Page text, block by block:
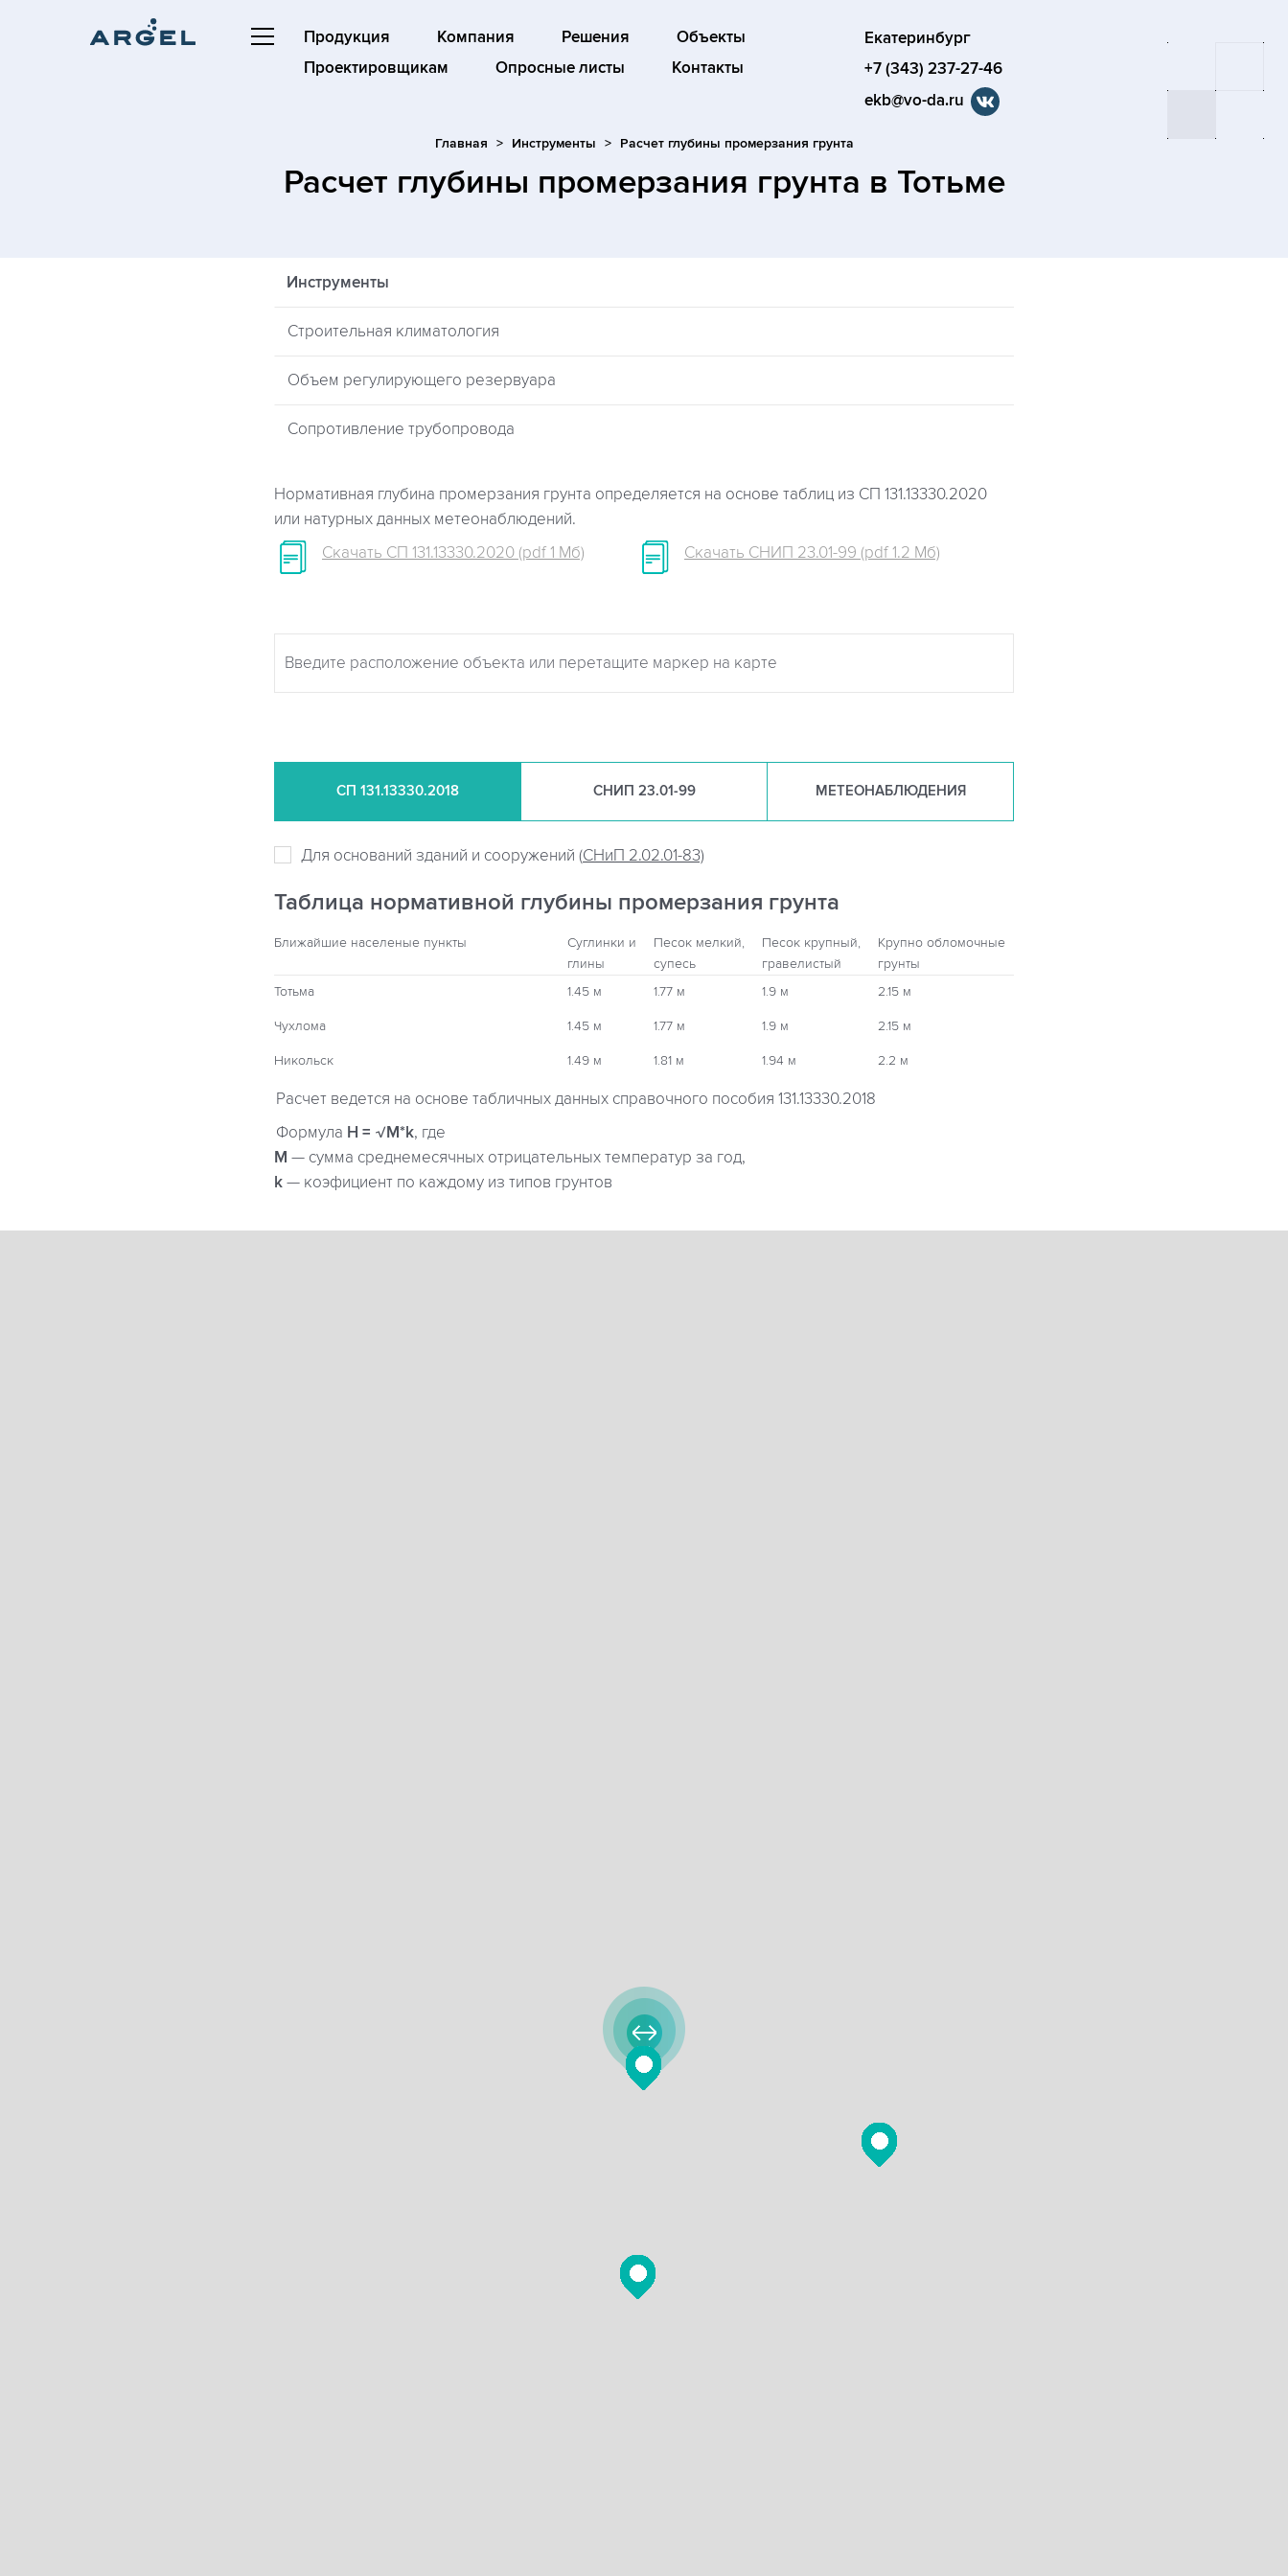
Продукция Компания Решения
Объекты
Проектировщикам
Опросные листы Контакты
Екатеринбург
+7 (343) 237-27-46
ekb@vo-da.ru
Главная Инструменты Расчет глубины промерзания грунта
Расчет глубины промерзания грунта в Тотьме
Инструменты
Строительная климатология
Объем регулирующего резервуара
Сопротивление трубопровода
Нормативная глубина промерзания грунта определяется на основе таблиц из СП 131.13330.2020
или натурных данных метеонаблюдений.
Скачать СП 131.13330.2020 (pdf 1 Мб)
Скачать СНИП 23.01-99 (pdf 1.2 Мб)
СП 131.13330.2018 СНИП 23.01-99 МЕТЕОНАБЛЮДЕНИЯ
Для оснований зданий и сооружений (СНиП 2.02.01-83)
Таблица нормативной глубины промерзания грунта
Ближайшие населеные пункты
Суглинки и
глины
Песок мелкий,
супесь
Песок крупный,
гравелистый
Крупно обломочные
грунты
Тотьма
1.45 м 1.77 м 1.9 м 2.15 м
Чухлома 1.45 м 1.77 м 1.9 м 2.15 м
Никольск 1.49 м 1.81 м 1.94 м 2.2 м
Расчет ведется на основе табличных данных справочного пособия 131.13330.2018
Формула H = √M*k, где
М — сумма среднемесячных отрицательных температур за год,
k — коэфициент по каждому из типов грунтов